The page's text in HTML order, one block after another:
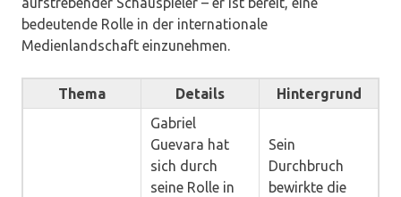
bedeutende Rolle in der internationale
Medienlandschaft einzunehmen.
Thema Details Hintergrund
Gabriel
Guevara hat
sich durch
seine Rolle in
Sein
Durchbruch
bewirkte die